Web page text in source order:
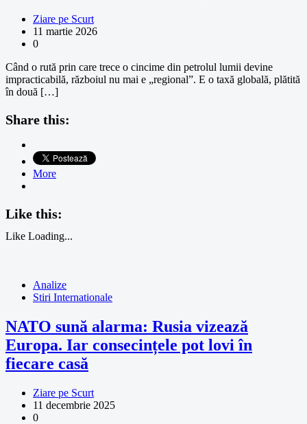
Ziare pe Scurt
11 martie 2026
0
Când o rută prin care trece o cincime din petrolul lumii devine
impracticabilă, războiul nu mai e „regional”. E o taxă globală, plătită
în două […]
Share this:
More
Like this:
Like Loading...
Analize
Stiri Internationale
NATO sună alarma: Rusia vizează
Europa. Iar consecințele pot lovi în
fiecare casă
Ziare pe Scurt
11 decembrie 2025
0